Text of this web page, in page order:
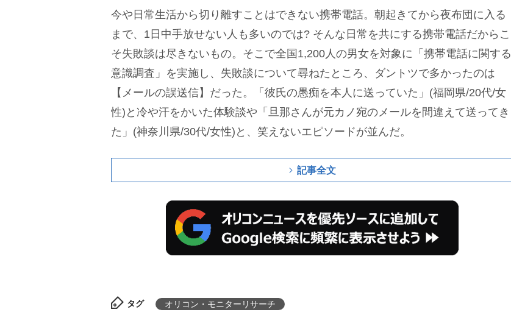
今や日常生活から切り離すことはできない携帯電話。朝起きてから夜布団に入る
まで、1日中手放せない人も多いのでは? そんな日常を共にする携帯電話だからこ
そ失敗談は尽きないもの。そこで全国1,200人の男女を対象に「携帯電話に関する
意識調査」を実施し、失敗談について尋ねたところ、ダントツで多かったのは
【メールの誤送信】だった。「彼氏の愚痴を本人に送っていた」(福岡県/20代/女
性)と冷や汗をかいた体験談や「旦那さんが元カノ宛のメールを間違えて送ってき
た」(神奈川県/30代/女性)と、笑えないエピソードが並んだ。
記事全文
タグ オリコン・モニターリサーチ